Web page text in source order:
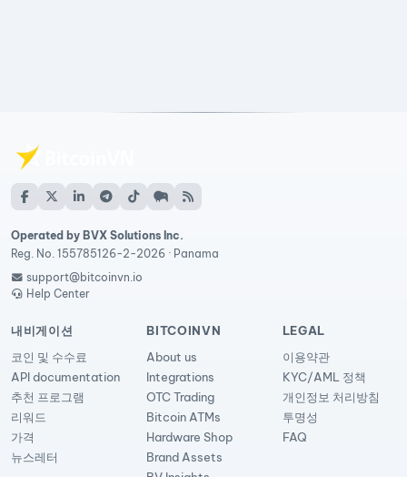
Operated by BVX Solutions Inc.
Reg. No. 155785126-2-2026 · Panama
support@bitcoinvn.io
Help Center
내비게이션
코인 및 수수료
API documentation
추천 프로그램
리워드
가격
뉴스레터
BITCOINVN
About us
Integrations
OTC Trading
Bitcoin ATMs
Hardware Shop
Brand Assets
LEGAL
이용약관
KYC/AML 정책
개인정보 처리방침
투명성
FAQ